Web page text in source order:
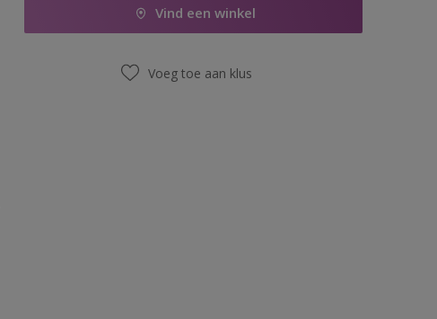
Vind een winkel
Voeg toe aan klus